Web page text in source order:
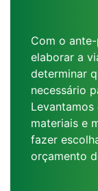
Com o
elaborar a
determinar
necessário
materiais e
fazer
orçamento